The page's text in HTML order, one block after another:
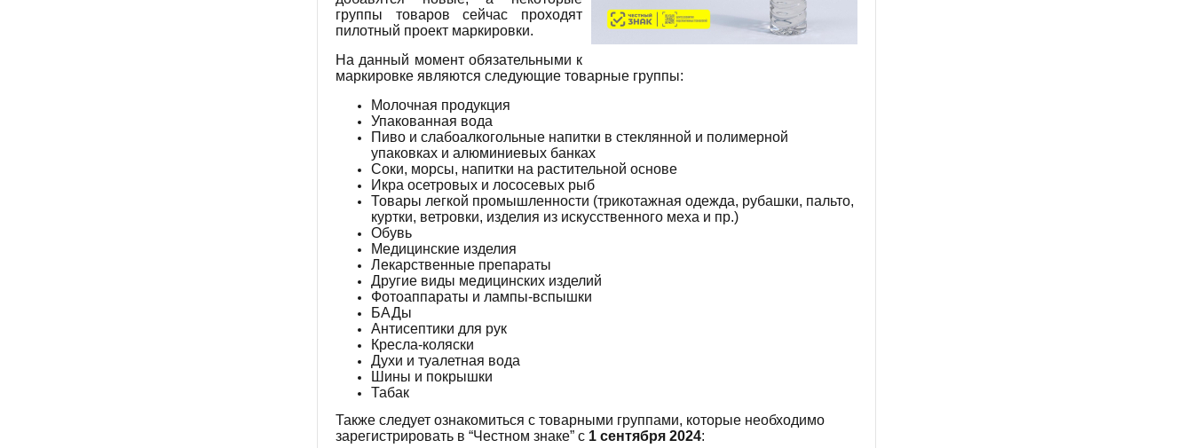
группы товаров сейчас проходят
пилотный проект маркировки.
На данный момент обязательными к
маркировке являются следующие товарные группы:
Молочная продукция
Упакованная вода
Пиво и слабоалкогольные напитки в стеклянной и полимерной
упаковках и алюминиевых банках
Соки, морсы, напитки на растительной основе
Икра осетровых и лососевых рыб
Товары легкой промышленности (трикотажная одежда, рубашки, пальто,
куртки, ветровки, изделия из искусственного меха и пр.)
Обувь
Медицинские изделия
Лекарственные препараты
Другие виды медицинских изделий
Фотоаппараты и лампы-вспышки
БАДы
Антисептики для рук
Кресла-коляски
Духи и туалетная вода
Шины и покрышки
Табак
Также следует ознакомиться с товарными группами, которые необходимо
зарегистрировать в “Честном знаке” с 1 сентября 2024: